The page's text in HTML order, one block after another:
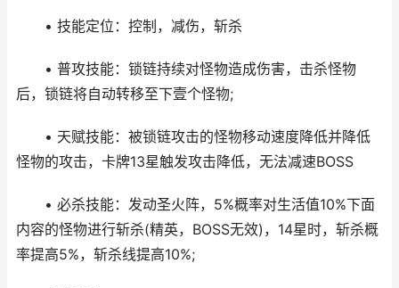
• 技能定位：控制，减伤，斩杀
• 普攻技能：锁链持续对怪物造成伤害，击杀怪物
后，锁链将自动转移至下壹个怪物;
• 天赋技能：被锁链攻击的怪物移动速度降低并降低
怪物的攻击，卡牌13星触发攻击降低，无法减速BOSS
• 必杀技能：发动圣火阵，5%概率对生活值10%下面
内容的怪物进行斩杀(精英，BOSS无效)，14星时，斩杀概
率提高5%，斩杀线提高10%;